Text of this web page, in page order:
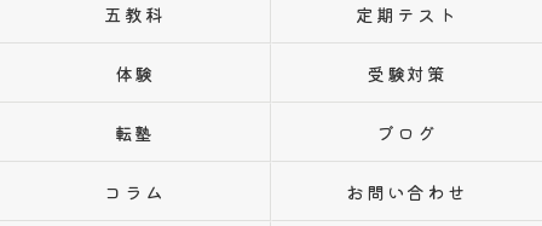
五教科 定期テスト
体験 受験対策
転塾 ブログ
コラム お問い合わせ